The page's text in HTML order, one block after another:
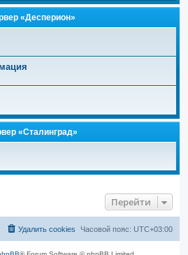
«Десперион»
«Сталинград»
Перейти
Часовой пояс: UTC+03:00
Удалить cookies